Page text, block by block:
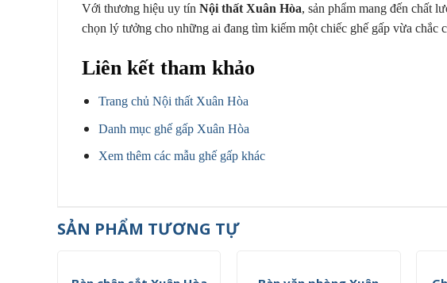
Với thương hiệu uy tín Nội thất Xuân Hòa, sản phẩm mang đến chất
chọn lý tưởng cho những ai đang tìm kiếm một chiếc ghế gấp vừa chắc
Liên kết tham khảo
Trang chủ Nội thất Xuân Hòa
Danh mục ghế gấp Xuân Hòa
Xem thêm các mẫu ghế gấp khác
SẢN PHẨM TƯƠNG TỰ